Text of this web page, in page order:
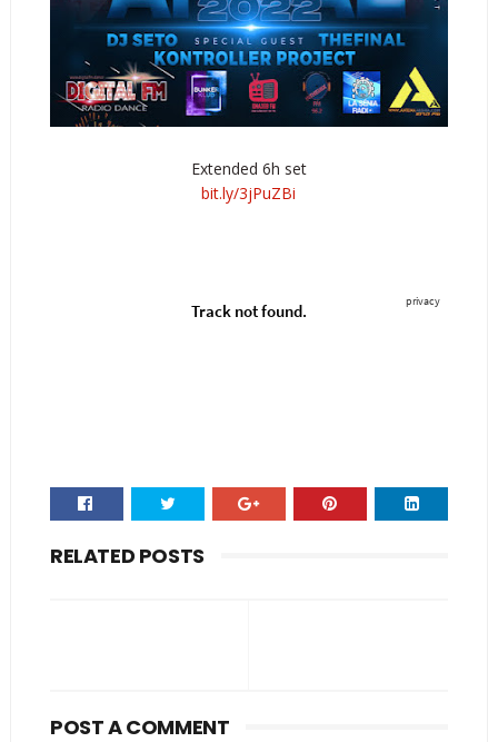
Extended 6h set
bit.ly/3jPuZBi
RELATED POSTS
POST A COMMENT